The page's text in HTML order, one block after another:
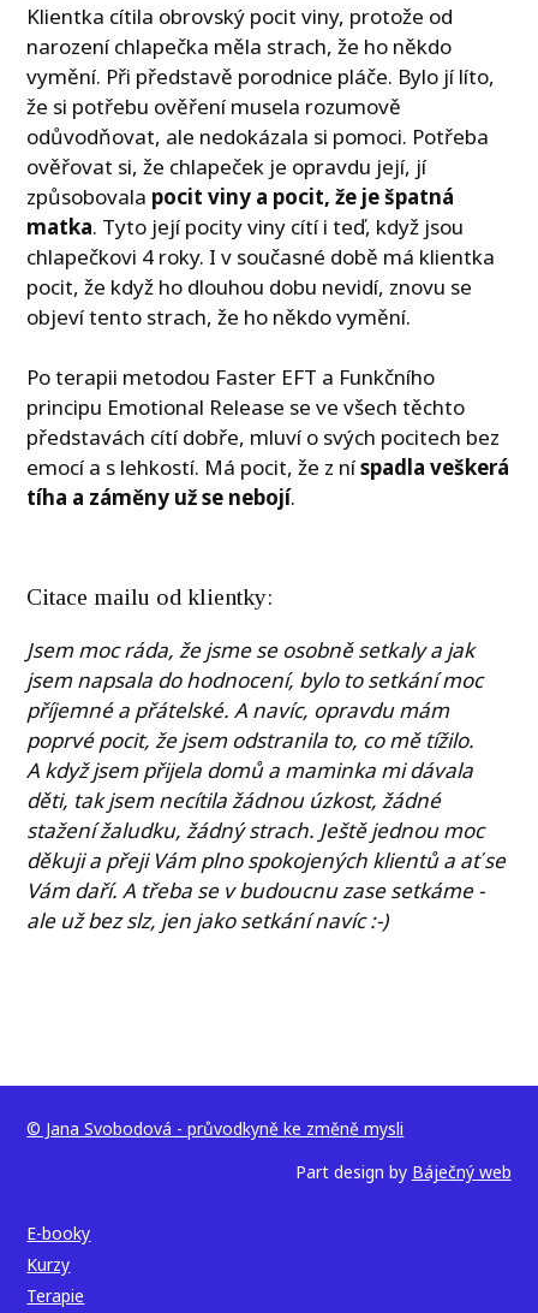
Klientka cítila obrovský pocit viny, protože od
narození chlapečka měla strach, že ho někdo
vymění. Při představě porodnice pláče. Bylo jí líto,
že si potřebu ověření musela rozumově
odůvodňovat, ale nedokázala si pomoci. Potřeba
ověřovat si, že chlapeček je opravdu její, jí
způsobovala pocit viny a pocit, že je špatná
matka. Tyto její pocity viny cítí i teď, když jsou
chlapečkovi 4 roky. I v současné době má klientka
pocit, že když ho dlouhou dobu nevidí, znovu se
objeví tento strach, že ho někdo vymění.
Po terapii metodou Faster EFT a Funkčního
principu Emotional Release se ve všech těchto
představách cítí dobře, mluví o svých pocitech bez
emocí a s lehkostí. Má pocit, že z níspadla veškerá
tíha a záměny už se nebojí.
Citace mailu od klientky:
Jsem moc ráda, že jsme se osobně setkaly a jak
jsem napsala do hodnocení, bylo to setkání moc
příjemné a přátelské. A navíc, opravdu mám
poprvé pocit, že jsem odstranila to, co mě tížilo.
A když jsem přijela domů a maminka mi dávala
děti, tak jsem necítila žádnou úzkost, žádné
stažení žaludku, žádný strach. Ještě jednou moc
děkuji a přeji Vám plno spokojených klientů a ať se
Vám daří. A třeba se v budoucnu zase setkáme -
ale už bez slz, jen jako setkání navíc :-)
© Jana Svobodová - průvodkyně ke změně mysli
Part design by Báječný web
E-booky
Kurzy
Terapie